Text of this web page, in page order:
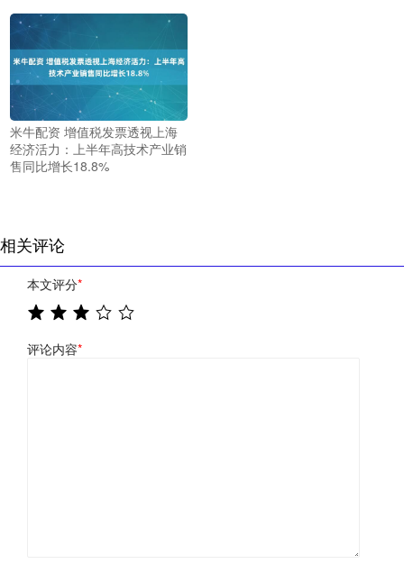
米牛配资 增值税发票透视上海
经济活力：上半年高技术产业销
售同比增长18.8%
相关评论
本文评分*
评论内容*